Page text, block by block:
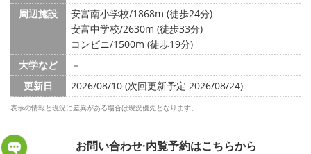
周辺施設
安富南小学校/1868m (徒歩24分)
安富中学校/2630m (徒歩33分)
コンビニ/1500m (徒歩19分)
大学など
－
更新日
2026/08/10 (次回更新予定 2026/08/24)
表示の情報と現況に差異がある場合は現況優先となります。
お問い合わせ·内覧予約はこちらから